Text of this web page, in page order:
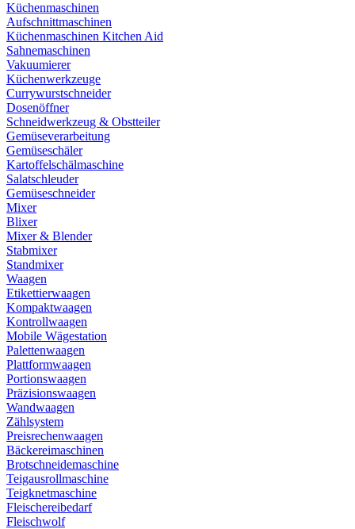
Küchenmaschinen
Aufschnittmaschinen
Küchenmaschinen Kitchen Aid
Sahnemaschinen
Vakuumierer
Küchenwerkzeuge
Currywurstschneider
Dosenöffner
Schneidwerkzeug & Obstteiler
Gemüseverarbeitung
Gemüseschäler
Kartoffelschälmaschine
Salatschleuder
Gemüseschneider
Mixer
Blixer
Mixer & Blender
Stabmixer
Standmixer
Waagen
Etikettierwaagen
Kompaktwaagen
Kontrollwaagen
Mobile Wägestation
Palettenwaagen
Plattformwaagen
Portionswaagen
Präzisionswaagen
Wandwaagen
Zählsystem
Preisrechenwaagen
Bäckereimaschinen
Brotschneidemaschine
Teigausrollmaschine
Teigknetmaschine
Fleischereibedarf
Fleischwolf